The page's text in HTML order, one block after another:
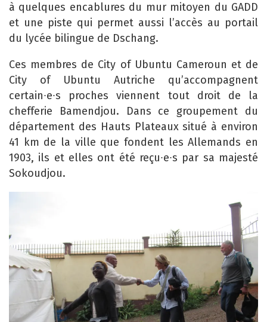
à quelques encablures du mur mitoyen du GADD
et une piste qui permet aussi l’accès au portail
du lycée bilingue de Dschang.
Ces membres de City of Ubuntu Cameroun et de
City of Ubuntu Autriche qu’accompagnent
certain∙e∙s proches viennent tout droit de la
chefferie Bamendjou. Dans ce groupement du
département des Hauts Plateaux situé à environ
41 km de la ville que fondent les Allemands en
1903, ils et elles ont été reçu∙e∙s par sa majesté
Sokoudjou.